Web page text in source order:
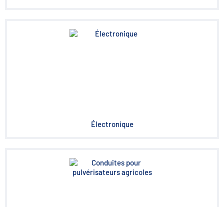
Électronique